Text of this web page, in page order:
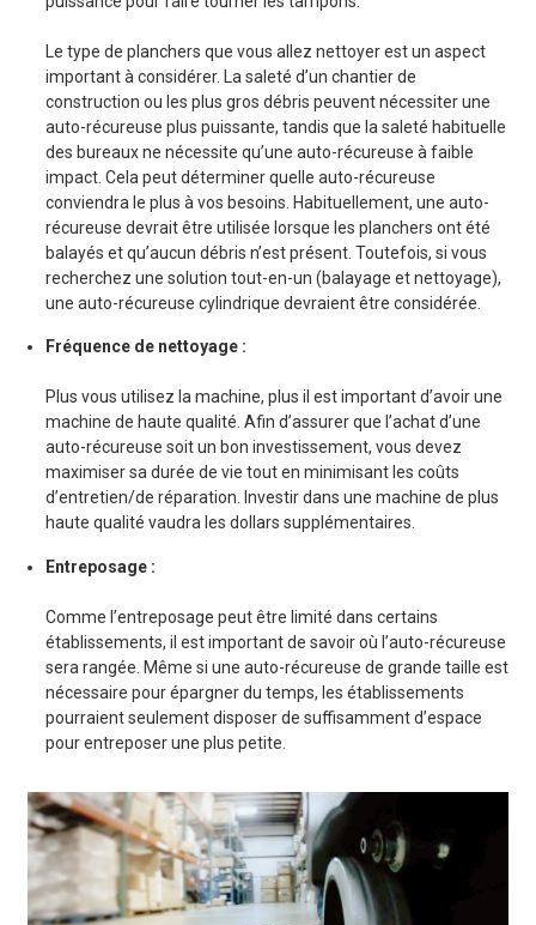
Le type de planchers que vous allez nettoyer est un aspect
important à considérer. La saleté d’un chantier de
construction ou les plus gros débris peuvent nécessiter une
auto-récureuse plus puissante, tandis que la saleté habituelle
des bureaux ne nécessite qu’une auto-récureuse à faible
impact. Cela peut déterminer quelle auto-récureuse
conviendra le plus à vos besoins. Habituellement, une auto-
récureuse devrait être utilisée lorsque les planchers ont été
balayés et qu’aucun débris n’est présent. Toutefois, si vous
recherchez une solution tout-en-un (balayage et nettoyage),
une auto-récureuse cylindrique devraient être considérée.
Fréquence de nettoyage :
Plus vous utilisez la machine, plus il est important d’avoir une
machine de haute qualité. Afin d’assurer que l’achat d’une
auto-récureuse soit un bon investissement, vous devez
maximiser sa durée de vie tout en minimisant les coûts
d’entretien/de réparation. Investir dans une machine de plus
haute qualité vaudra les dollars supplémentaires.
Entreposage :
Comme l’entreposage peut être limité dans certains
établissements, il est important de savoir où l’auto-récureuse
sera rangée. Même si une auto-récureuse de grande taille est
nécessaire pour épargner du temps, les établissements
pourraient seulement disposer de suffisamment d’espace
pour entreposer une plus petite.